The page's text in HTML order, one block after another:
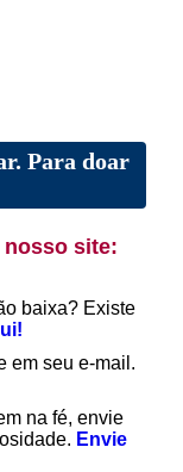
Para doar
site:
baixa? Existe
em seu e-mail.
na fé, envie
Envie